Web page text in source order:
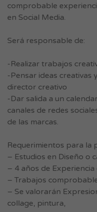
comprobable
en Social Media.
Será responsable de:
-Realizar trabajos
-Pensar ideas creativas
director creativo
-Dar salida a un
canales de redes
de las marcas.
Requerimientos para la
– Estudios en Diseño o
– 4 años de
– Trabajos
– Se valorarán
collage, pintura,